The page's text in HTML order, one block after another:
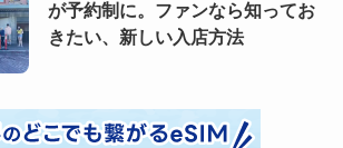
が予約制に。ファンなら知ってお
きたい、新しい入店方法